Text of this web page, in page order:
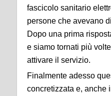
fascicolo sanitario
persone che avevano
Dopo una prima
e siamo tornati più
attivare il servizio.
Finalmente adesso
concretizzata e, anche